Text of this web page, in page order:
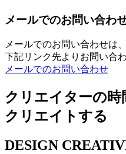
メールでのお問い合わ
メールでのお問い合わせは、
下記リンク先よりお問い合
メールでのお問い合わせ
クリエイターの時
クリエイトする
DESIGN